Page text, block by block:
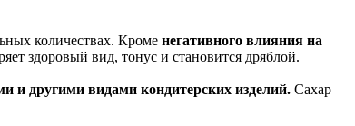
количествах. Кроме негативного влияния на
здоровый вид, тонус и становится дряблой.
и другими видами кондитерских изделий. Сахар